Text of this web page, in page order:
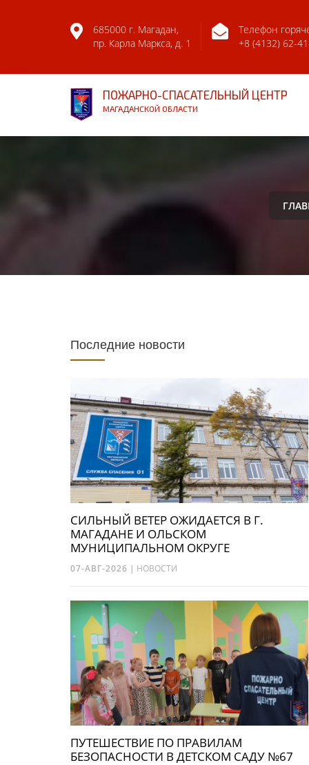
685000 г. Магадан,
пр. Карла Маркса, д. 1
Телефон
+8 (4132) 62-
ПОЖАРНО-СПАСАТЕЛЬНЫЙ ЦЕНТР
МАГАДАНСКОЙ ОБЛАСТИ
Последние новости
СИЛЬНЫЙ ВЕТЕР ОЖИДАЕТСЯ В Г.
МАГАДАНЕ И ОЛЬСКОМ
МУНИЦИПАЛЬНОМ ОКРУГЕ
07-АВГ-2026 | НОВОСТИ
ПУТЕШЕСТВИЕ ПО ПРАВИЛАМ
БЕЗОПАСНОСТИ В ДЕТСКОМ САДУ №67